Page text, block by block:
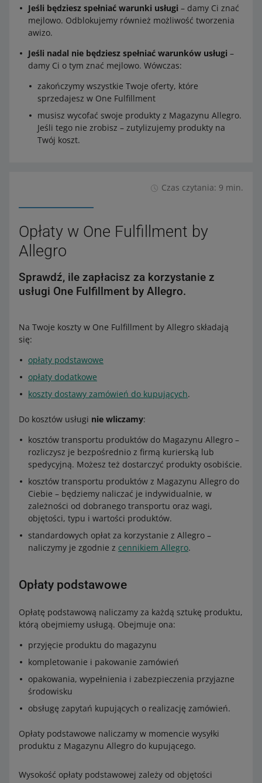
Jeśli będziesz spełniać warunki usługi – damy Ci znać
mejlowo. Odblokujemy również możliwość tworzenia
awizo.
Jeśli nadal nie będziesz spełniać warunków usługi –
damy Ci o tym znać mejlowo. Wówczas:
zakończymy wszystkie Twoje oferty, które
sprzedajesz w One Fulfillment
musisz wycofać swoje produkty z Magazynu Allegro.
Jeśli tego nie zrobisz – zutylizujemy produkty na
Twój koszt.
Czas czytania: 9 min.
Opłaty w One Fulfillment by
Allegro
Sprawdź, ile zapłacisz za korzystanie z
usługi One Fulfillment by Allegro.
Na Twoje koszty w One Fulfillment by Allegro składają
się:
opłaty podstawowe
opłaty dodatkowe
koszty dostawy zamówień do kupujących.
Do kosztów usługi nie wliczamy:
kosztów transportu produktów do Magazynu Allegro –
rozliczysz je bezpośrednio z firmą kurierską lub
spedycyjną. Możesz też dostarczyć produkty osobiście.
kosztów transportu produktów z Magazynu Allegro do
Ciebie – będziemy naliczać je indywidualnie, w
zależności od dobranego transportu oraz wagi,
objętości, typu i wartości produktów.
standardowych opłat za korzystanie z Allegro –
naliczymy je zgodnie z cennikiem Allegro.
Opłaty podstawowe
Opłatę podstawową naliczamy za każdą sztukę produktu,
którą obejmiemy usługą. Obejmuje ona:
przyjęcie produktu do magazynu
kompletowanie i pakowanie zamówień
opakowania, wypełnienia i zabezpieczenia przyjazne
środowisku
obsługę zapytań kupujących o realizację zamówień.
Opłaty podstawowe naliczamy w momencie wysyłki
produktu z Magazynu Allegro do kupującego.
Wysokość opłaty podstawowej zależy od objętości